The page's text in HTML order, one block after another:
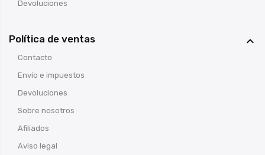
Devoluciones
Política de ventas 
Contacto
Envío e impuestos
Devoluciones
Sobre nosotros
Afiliados
Aviso legal